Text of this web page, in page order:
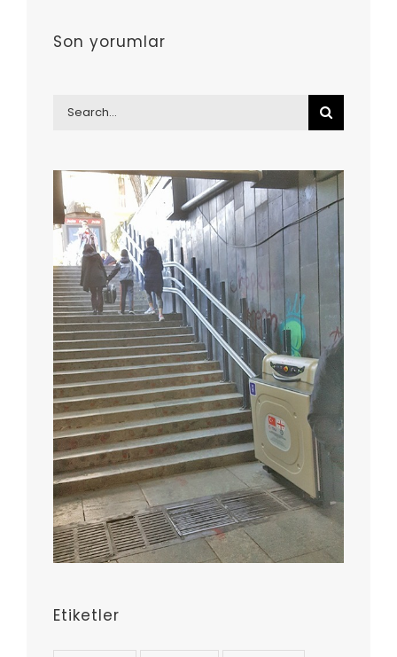
Son yorumlar
Search
Etiketler